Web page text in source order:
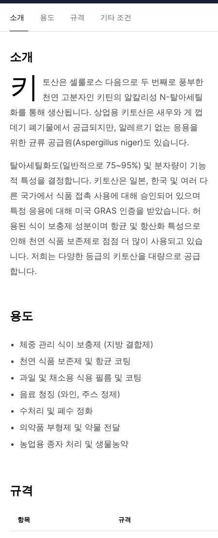
소개 용도 규격 기타 조건
소개
키
토산은 셀룰로스 다음으로 두 번째로 풍부한
천연 고분자인 키틴의 알칼리성 N-탈아세틸
화를 통해 생산됩니다. 상업용 키토산은 새우와 게 껍
데기 폐기물에서 공급되지만, 알레르기 없는 응용을
위한 균류 공급원(Aspergillus niger)도 있습니다.
탈아세틸화도(일반적으로 75~95%) 및 분자량이 기능
적 특성을 결정합니다. 키토산은 일본, 한국 및 여러 다
른 국가에서 식품 접촉 사용에 대해 승인되어 있으며
특정 응용에 대해 미국 GRAS 인증을 받았습니다. 허
용된 식이 보충제 성분이며 항균 및 항산화 특성으로
인해 천연 식품 보존제로 점점 더 많이 사용되고 있습
니다. 저희는 다양한 등급의 키토산을 대량으로 공급
합니다.
용도
체중 관리 식이 보충제 (지방 결합제)
천연 식품 보존제 및 항균 코팅
과일 및 채소용 식용 필름 및 코팅
음료 청징 (와인, 주스 정제)
수처리 및 폐수 정화
의약품 부형제 및 약물 전달
농업용 종자 처리 및 생물농약
규격
항목 규격